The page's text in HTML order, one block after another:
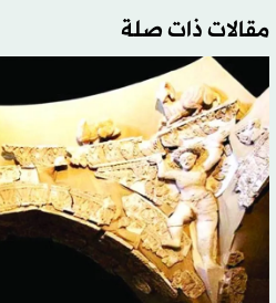
مقالات ذات صلة